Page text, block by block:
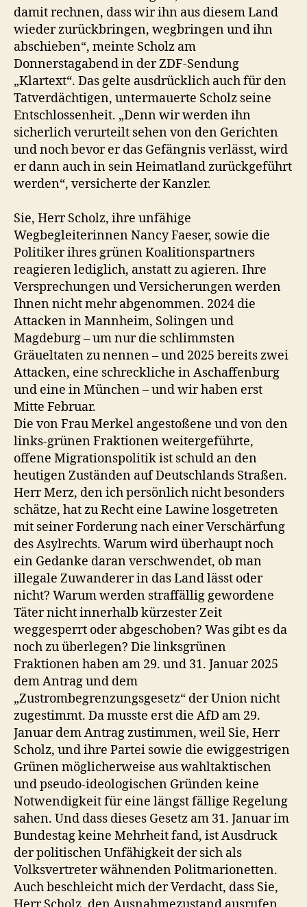
damit rechnen, dass wir ihn aus diesem Land
wieder zurückbringen, wegbringen und ihn
abschieben“, meinte Scholz am
Donnerstagabend in der ZDF-Sendung
„Klartext“. Das gelte ausdrücklich auch für den
Tatverdächtigen, untermauerte Scholz seine
Entschlossenheit. „Denn wir werden ihn
sicherlich verurteilt sehen von den Gerichten
und noch bevor er das Gefängnis verlässt, wird
er dann auch in sein Heimatland zurückgeführt
werden“, versicherte der Kanzler.
Sie, Herr Scholz, ihre unfähige
Wegbegleiterinnen Nancy Faeser, sowie die
Politiker ihres grünen Koalitionspartners
reagieren lediglich, anstatt zu agieren. Ihre
Versprechungen und Versicherungen werden
Ihnen nicht mehr abgenommen. 2024 die
Attacken in Mannheim, Solingen und
Magdeburg – um nur die schlimmsten
Gräueltaten zu nennen – und 2025 bereits zwei
Attacken, eine schreckliche in Aschaffenburg
und eine in München – und wir haben erst
Mitte Februar.
Die von Frau Merkel angestoßene und von den
links-grünen Fraktionen weitergeführte,
offene Migrationspolitik ist schuld an den
heutigen Zuständen auf Deutschlands Straßen.
Herr Merz, den ich persönlich nicht besonders
schätze, hat zu Recht eine Lawine losgetreten
mit seiner Forderung nach einer Verschärfung
des Asylrechts. Warum wird überhaupt noch
ein Gedanke daran verschwendet, ob man
illegale Zuwanderer in das Land lässt oder
nicht? Warum werden straffällig gewordene
Täter nicht innerhalb kürzester Zeit
weggesperrt oder abgeschoben? Was gibt es da
noch zu überlegen? Die linksgrünen
Fraktionen haben am 29. und 31. Januar 2025
dem Antrag und dem
„Zustrombegrenzungsgesetz“ der Union nicht
zugestimmt. Da musste erst die AfD am 29.
Januar dem Antrag zustimmen, weil Sie, Herr
Scholz, und ihre Partei sowie die ewiggestrigen
Grünen möglicherweise aus wahltaktischen
und pseudo-ideologischen Gründen keine
Notwendigkeit für eine längst fällige Regelung
sahen. Und dass dieses Gesetz am 31. Januar im
Bundestag keine Mehrheit fand, ist Ausdruck
der politischen Unfähigkeit der sich als
Volksvertreter wähnenden Politmarionetten.
Auch beschleicht mich der Verdacht, dass Sie,